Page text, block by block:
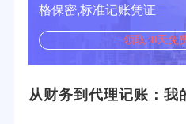
格保密,标准记账凭证
领取30天免
从财务到代理记账：我